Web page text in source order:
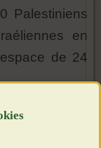
Palestiniens
en
de 24
la guerre